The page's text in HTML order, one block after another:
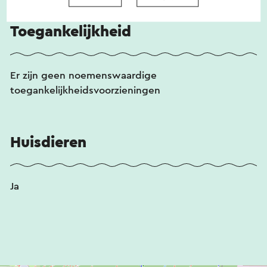
Toegankelijkheid
Er zijn geen noemenswaardige
toegankelijkheidsvoorzieningen
Huisdieren
Ja